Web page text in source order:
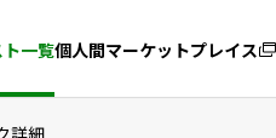
ト一覧個人間マーケットプレイス
詳細